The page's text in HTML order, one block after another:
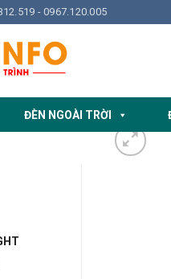
- 0967.120.005
ĐÈN NGOÀI TRỜI